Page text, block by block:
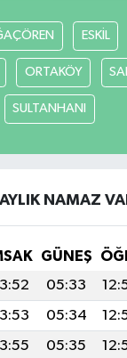
ESKİL
ORTAKÖY
SULTANHANI
NAMAZ
GÜNEŞ
05:33
05:34
05:35